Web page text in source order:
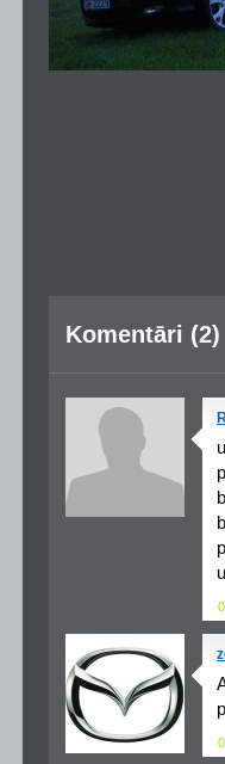
Komentāri (2)
0
0